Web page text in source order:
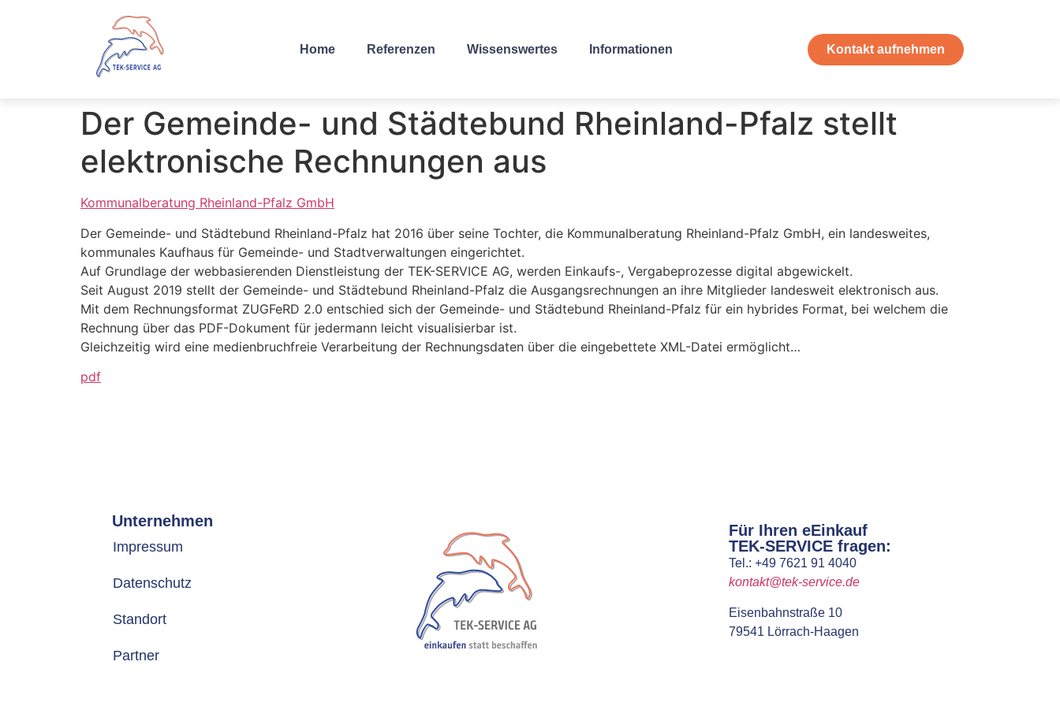
Home Referenzen Wissenswertes Informationen Kontakt aufnehmen
Der Gemeinde- und Städtebund Rheinland-Pfalz stellt
elektronische Rechnungen aus
Kommunalberatung Rheinland-Pfalz GmbH
Der Gemeinde- und Städtebund Rheinland-Pfalz hat 2016 über seine Tochter, die Kommunalberatung Rheinland-Pfalz GmbH, ein landesweites,
kommunales Kaufhaus für Gemeinde- und Stadtverwaltungen eingerichtet.
Auf Grundlage der webbasierenden Dienstleistung der TEK-SERVICE AG, werden Einkaufs-, Vergabeprozesse digital abgewickelt.
Seit August 2019 stellt der Gemeinde- und Städtebund Rheinland-Pfalz die Ausgangsrechnungen an ihre Mitglieder landesweit elektronisch aus.
Mit dem Rechnungsformat ZUGFeRD 2.0 entschied sich der Gemeinde- und Städtebund Rheinland-Pfalz für ein hybrides Format, bei welchem die
Rechnung über das PDF-Dokument für jedermann leicht visualisierbar ist.
Gleichzeitig wird eine medienbruchfreie Verarbeitung der Rechnungsdaten über die eingebettete XML-Datei ermöglicht…
pdf
Unternehmen
Impressum
Datenschutz
Standort
Partner
Für Ihren eEinkauf
TEK-SERVICE fragen:
Tel.: +49 7621 91 4040
kontakt@tek-service.de
Eisenbahnstraße 10
79541 Lörrach-Haagen